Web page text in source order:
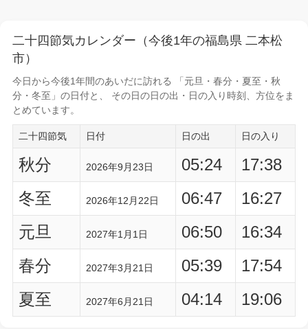
二十四節気カレンダー（今後1年の福島県 二本松
市）
今日から今後1年間のあいだに訪れる 「元旦・春分・夏至・秋
分・冬至」の日付と、 その日の日の出・日の入り時刻
、方位をま
とめています。
二十四節気 日付 日の出 日の入り
秋分 2026年9月23日 05:24
17:38
冬至
2026年12月22日 06:47
16:27
元旦
2027年1月1日 06:50
16:34
春分
2027年3月21日 05:39
17:54
夏至
2027年6月21日 04:14 19:06